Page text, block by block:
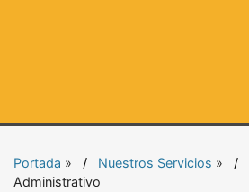
Portada » Nuestros Servicios »
Administrativo